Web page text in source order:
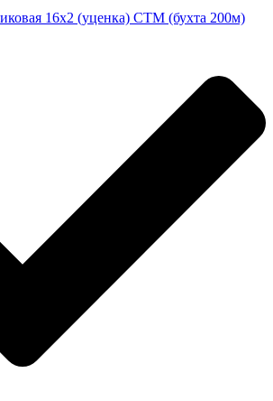
16х2 (уценка) CTM (бухта 200м)